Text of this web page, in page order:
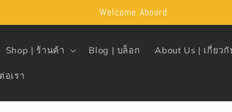
Welcome Aboard
Shop | ร้านค้า Blog | บล็อก About Us | เกี่ยวกั
อเรา